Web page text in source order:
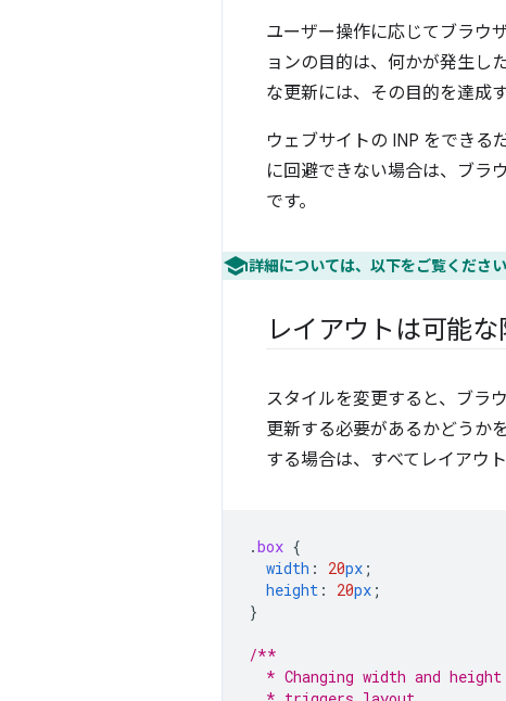
ユーザー操作に応じてブラウ
ョンの目的は、何かが発生し
な更新には、その目的を達成
ウェブサイトの INP をできる
に回避できない場合は、ブラ
です。
詳細については、以下をご覧ください
レイアウトは可能
スタイルを変更すると、ブラ
更新する必要があるかどうか
する場合は、すべてレイアウト
.box {
width : 20px ;
height : 20px ;
}
/**
  * Changing width and height